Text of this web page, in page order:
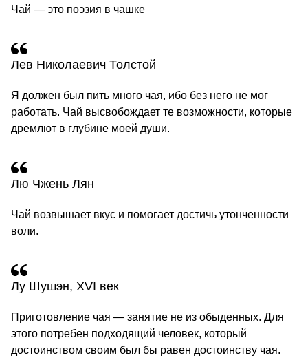
Чай — это поэзия в чашке
Лев Николаевич Толстой
Я должен был пить много чая, ибо без него не мог
работать. Чай высвобождает те возможности, которые
дремлют в глубине моей души.
Лю Чжень Лян
Чай возвышает вкус и помогает достичь утонченности
воли.
Лу Шушэн, XVI век
Приготовление чая — занятие не из обыденных. Для
этого потребен подходящий человек, который
достоинством своим был бы равен достоинству чая.